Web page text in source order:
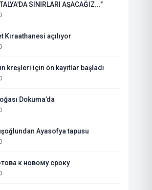
SINIRLARI AŞACAĞIZ..."
Kıraathanesi açılıyor
kreşleri için ön kayıtlar başladı
Dokuma’da
Ayasofya tapusu
к новому сроку